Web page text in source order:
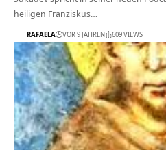
heiligen Franziskus…
RAFAELA VOR 9 JAHREN 609 VIEWS